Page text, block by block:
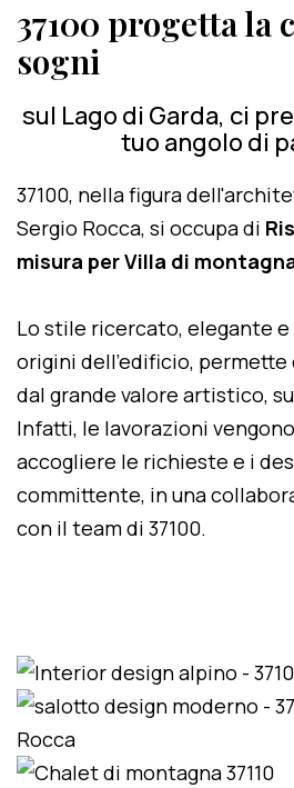
37100 progetta la
sogni
sul Lago di Garda, ci
tuo angolo di
37100, nella figura
Sergio Rocca, si occupa di
misura per Villa di
Lo stile ricercato, elegante
origini dell'edificio, permette
dal grande valore artistico,
Infatti, le lavorazioni
accogliere le richieste e i
committente, in una
con il team di 37100.